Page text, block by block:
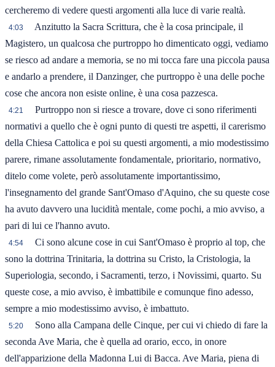
cercheremo di vedere questi argomenti alla luce di varie realtà.
4:03
Anzitutto la Sacra Scrittura, che è la cosa principale, il
Magistero, un qualcosa che purtroppo ho dimenticato oggi, vediamo
se riesco ad andare a memoria, se no mi tocca fare una piccola pausa
e andarlo a prendere, il Danzinger, che purtroppo è una delle poche
cose che ancora non esiste online, è una cosa pazzesca.
4:21
Purtroppo non si riesce a trovare, dove ci sono riferimenti
normativi a quello che è ogni punto di questi tre aspetti, il carerismo
della Chiesa Cattolica e poi su questi argomenti, a mio modestissimo
parere, rimane assolutamente fondamentale, prioritario, normativo,
ditelo come volete, però assolutamente importantissimo,
l'insegnamento del grande Sant'Omaso d'Aquino, che su queste cose
ha avuto davvero una lucidità mentale, come pochi, a mio avviso, a
pari di lui ce l'hanno avuto.
4:54
Ci sono alcune cose in cui Sant'Omaso è proprio al top, che
sono la dottrina Trinitaria, la dottrina su Cristo, la Cristologia, la
Superiologia, secondo, i Sacramenti, terzo, i Novissimi, quarto. Su
queste cose, a mio avviso, è imbattibile e comunque fino adesso,
sempre a mio modestissimo avviso, è imbattuto.
5:20
Sono alla Campana delle Cinque, per cui vi chiedo di fare la
seconda Ave Maria, che è quella ad orario, ecco, in onore
dell'apparizione della Madonna Lui di Bacca. Ave Maria, piena di